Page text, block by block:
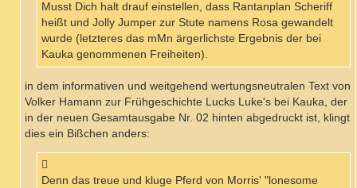
Musst Dich halt drauf einstellen, dass Rantanplan Scheriff
heißt und Jolly Jumper zur Stute namens Rosa gewandelt
wurde (letzteres das mMn ärgerlichste Ergebnis der bei
Kauka genommenen Freiheiten).
in dem informativen und weitgehend wertungsneutralen Text von
Volker Hamann zur Frühgeschichte Lucks Luke's bei Kauka, der
in der neuen Gesamtausgabe Nr. 02 hinten abgedruckt ist, klingt
dies ein Bißchen anders:
Denn das treue und kluge Pferd von Morris' "lonesome